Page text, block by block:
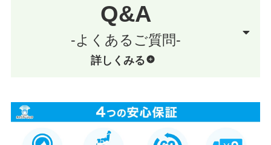
Q&A
-よくあるご質問-
詳しくみる